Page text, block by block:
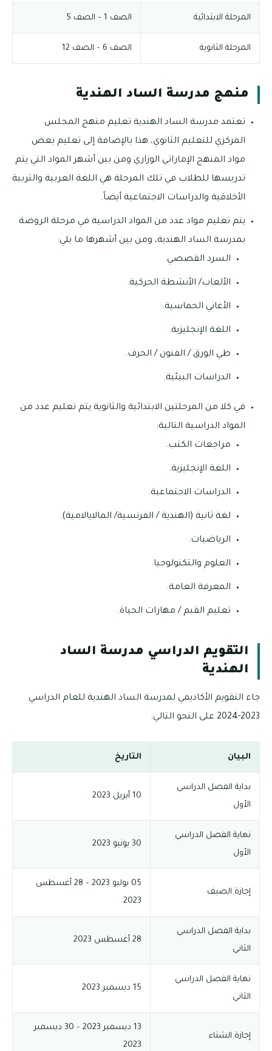
المرحلة الابتدائية الصف 1 – الصف 5
المرحلة الثانوية الصف 6 – الصف 12
منهج مدرسة الساد الهندية
تعتمد مدرسة الساد الهندية تعليم منهج المجلس
المركزي للتعليم الثانوي، هذا بالإضافة إلى تعليم بعض
مواد المنهج الإماراتي الوزاري ومن بين أشهر المواد التي يتم
تدريسها للطلاب في تلك المرحلة هي اللغة العربية والتربية
الأخلاقية والدراسات الاجتماعية أيضاً.
يتم تعليم مواد عدد من المواد الدراسية في مرحلة الروضة
بمدرسة الساد الهندية، ومن بين أشهرها ما يلي:
السرد القصصي.
الألعاب/ الأنشطة الحركية.
الأغاني الحماسية.
اللغة الإنجليزية.
طي الورق / الفنون / الحرف.
الدراسات البيئية.
في كلا من المرحلتين الابتدائية والثانوية يتم تعليم عدد من
المواد الدراسية التالية:
مراجعات الكتب.
اللغة الإنجليزية.
الدراسات الاجتماعية.
لغة ثانية (الهندية / الفرنسية/ المالايالامية).
الرياضيات.
العلوم والتكنولوجيا.
المعرفة العامة.
تعليم القيم / مهارات الحياة.
التقويم الدراسي مدرسة الساد
الهندية
جاء التقويم الأكاديمي لمدرسة الساد الهندية للعام الدراسي
2023-2024 على النحو التالي:
البيان التاريخ
بداية الفصل الدراسي
الأول
10 أبريل 2023
نهاية الفصل الدراسي
الأول
30 يونيو 2023
إجازة الصيف
05 يوليو 2023 – 28 أغسطس
2023
بداية الفصل الدراسي
الثاني
28 أغسطس 2023
نهاية الفصل الدراسي
الثاني
15 ديسمبر 2023
إجازة الشتاء
13 ديسمبر 2023 – 30 ديسمبر
2023